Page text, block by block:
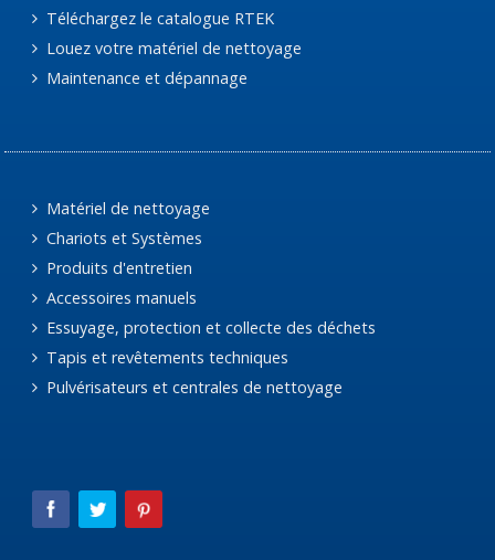
Téléchargez le catalogue RTEK
Louez votre matériel de nettoyage
Maintenance et dépannage
Matériel de nettoyage
Chariots et Systèmes
Produits d'entretien
Accessoires manuels
Essuyage, protection et collecte des déchets
Tapis et revêtements techniques
Pulvérisateurs et centrales de nettoyage